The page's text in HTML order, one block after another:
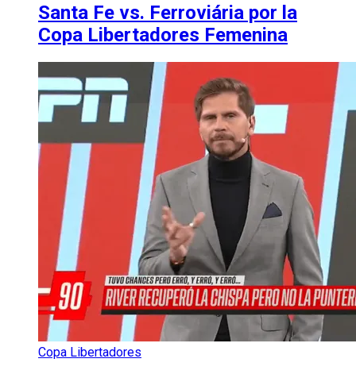
Santa Fe vs. Ferroviária por la
Copa Libertadores Femenina
Copa Libertadores